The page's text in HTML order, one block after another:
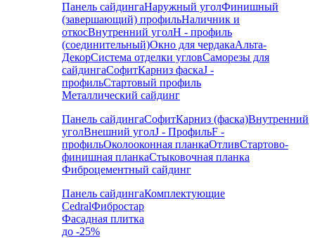
Панель сайдингаНаружный уголФинишный
(завершающий) профильНаличник и
откосВнутренний уголH - профиль
(соединительный)Окно для чердакаАльта-
ДекорСистема отделки угловСаморезы для
сайдингаСофитКарниз фаскаJ -
профильСтартовый профиль
Металлический сайдинг
Панель сайдингаСофитКарниз (фаска)Внутренний
уголВнешний уголJ - ПрофильF -
профильОколооконная планкаОтливСтартово-
финишная планкаСтыковочная планка
Фиброцементный сайдинг
Панель сайдингаКомплектующие
CedralФибростар
Фасадная плитка
до -25%